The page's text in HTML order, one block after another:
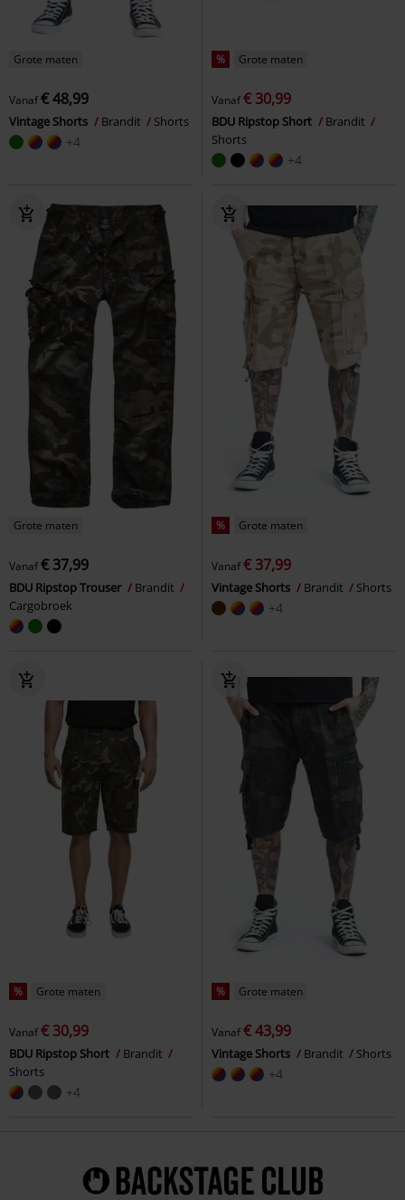
Grote maten
Vanaf€ 48,99
Vintage Shorts Brandit Shorts
+4
% Grote maten
Vanaf€ 30,99
BDU Ripstop Short
Brandit
Shorts
+4
Grote maten
Vanaf€ 37,99
BDU Ripstop Trouser
Brandit
Cargobroek
% Grote maten
Vanaf€ 37,99
Vintage Shorts Brandit Shorts
+4
% Grote maten
Vanaf€ 30,99
BDU Ripstop Short
Brandit
Shorts
+4
% Grote maten
Vanaf€ 43,99
Vintage Shorts Brandit Shorts
+4